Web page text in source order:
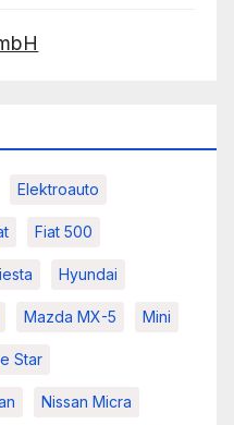
Elektroauto
Fiat 500
Hyundai
Mazda MX-5 Mini
Star
Nissan Micra